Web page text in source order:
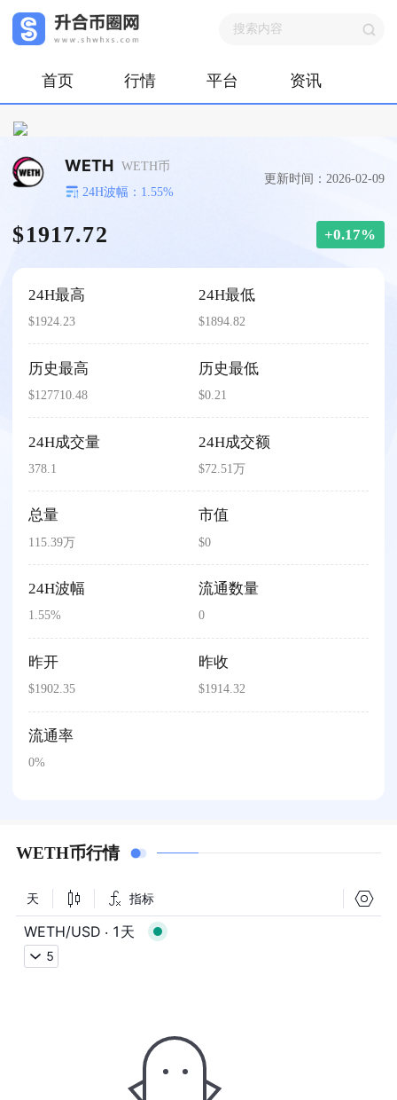
首页 行情 平台 资讯
WETH WETH币
24H波幅：1.55%
更新时间：2026-02-09
$1917.72 +0.17%
24H最高
$1924.23
24H最低
$1894.82
历史最高
$127710.48
历史最低
$0.21
24H成交量
378.1
24H成交额
$72.51万
总量
115.39万
市值
$0
24H波幅
1.55%
流通数量
0
昨开
$1902.35
昨收
$1914.32
流通率
0%
WETH币行情